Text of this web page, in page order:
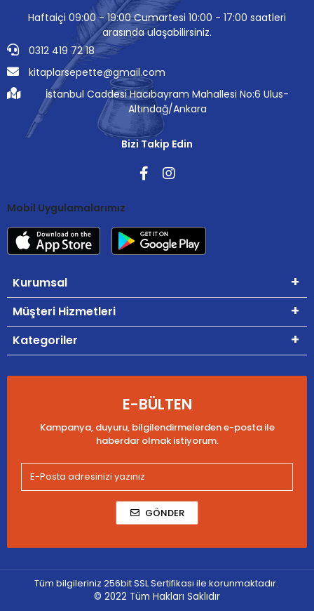
Haftaiçi 09:00 - 19:00 Cumartesi 10:00 - 17:00 saatleri
arasında ulaşabilirsiniz.
0312 419 72 18
kitaplarsepette@gmail.com
İstanbul Caddesi Hacıbayram Mahallesi No:6 Ulus-
Altındağ/Ankara
Bizi Takip Edin
Mobil Uygulamalarımız
Kurumsal
Müşteri Hizmetleri
Kategoriler
E-BÜLTEN
Kampanya, duyuru, bilgilendirmelerden e-posta ile
haberdar olmak istiyorum.
GÖNDER
Tüm bilgileriniz 256bit SSL Sertifikası ile korunmaktadır.
© 2022 Tüm Hakları Saklıdır